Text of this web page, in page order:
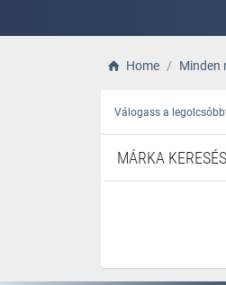
Home Minden
Válogass a
MÁRKA